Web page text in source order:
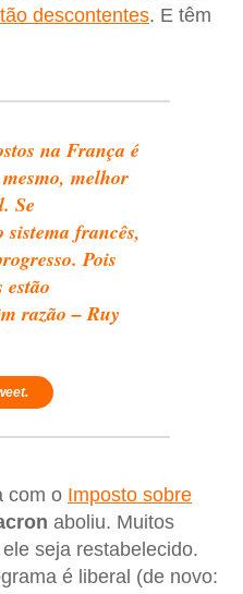
descontentes. E têm
na França é
melhor
Se
sistema francês,
Pois
estão
razão – Ruy
com o Imposto sobre
aboliu. Muitos
seja restabelecido.
é liberal (de novo: